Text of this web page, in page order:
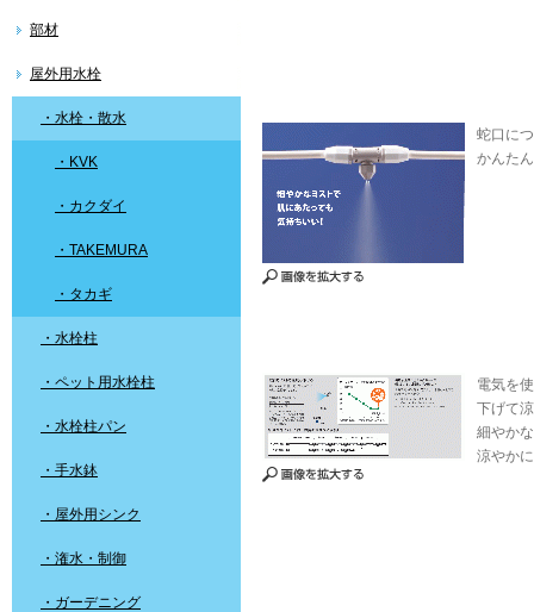
部材
屋外用水栓
・水栓・散水
・KVK
・カクダイ
・TAKEMURA
・タカギ
・水栓柱
・ペット用水栓柱
・水栓柱パン
・手水鉢
・屋外用シンク
・潅水・制御
・ガーデニング
蛇口に
かんた
電気を
下げて
細やか
涼やか